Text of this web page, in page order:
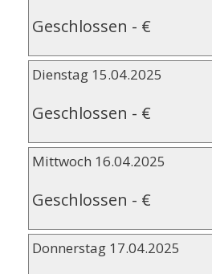
Geschlossen - €
Dienstag 15.04.2025
Geschlossen - €
Mittwoch 16.04.2025
Geschlossen - €
Donnerstag 17.04.2025